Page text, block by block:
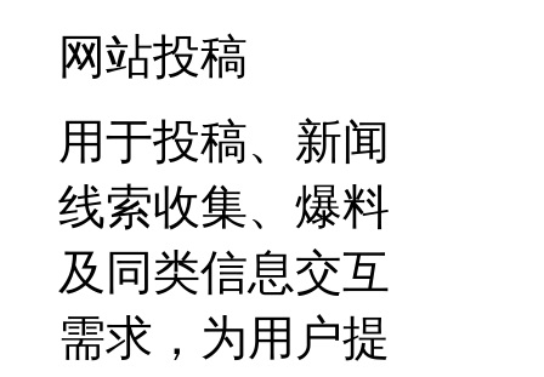
网站投稿
用于投稿、新闻
线索收集、爆料
及同类信息交互
需求，为用户提